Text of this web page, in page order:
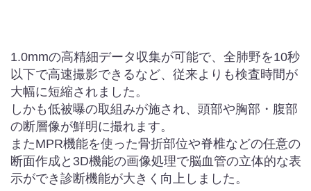
1.0mmの高精細データ収集が可能で、全肺野を10秒
以下で高速撮影できるなど、従来よりも検査時間が
大幅に短縮されました。
しかも低被曝の取組みが施され、頭部や胸部・腹部
の断層像が鮮明に撮れます。
またMPR機能を使った骨折部位や脊椎などの任意の
断面作成と3D機能の画像処理で脳血管の立体的な表
示ができ診断機能が大きく向上しました。